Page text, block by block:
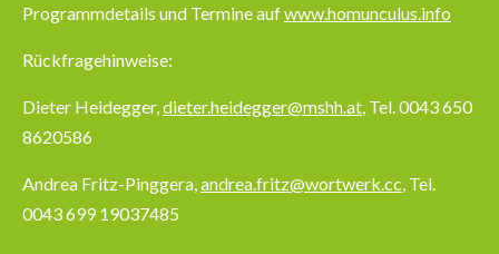
Programmdetails und Termine aufwww.homunculus.info
Rückfragehinweise:
Dieter Heidegger,dieter.heidegger@mshh.at, Tel. 0043 650
8620586
Andrea Fritz-Pinggera,andrea.fritz@wortwerk.cc, Tel.
0043 699 19037485